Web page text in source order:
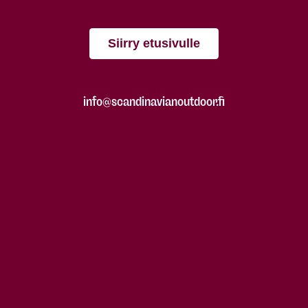
Siirry etusivulle
info@scandinavianoutdoor.fi